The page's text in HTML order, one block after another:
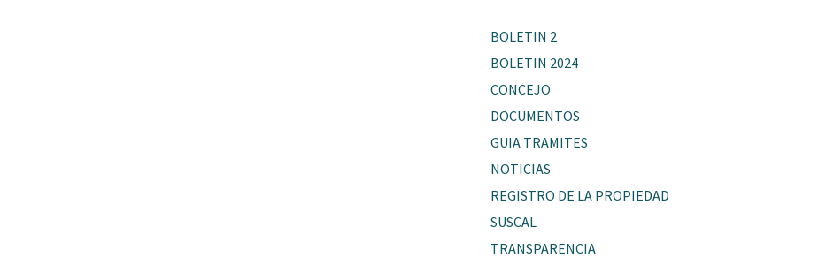
BOLETIN 2
BOLETIN 2024
CONCEJO
DOCUMENTOS
GUIA TRAMITES
NOTICIAS
REGISTRO DE LA PROPIEDAD
SUSCAL
TRANSPARENCIA